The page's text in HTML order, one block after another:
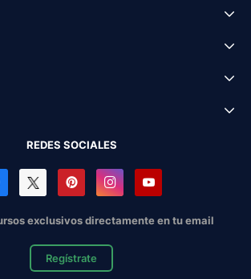
REDES SOCIALES
exclusivos directamente en tu email
Regístrate